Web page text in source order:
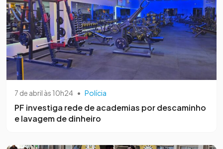
7 de abril às 10h24 • Polícia
PF investiga rede de academias por descaminho
e lavagem de dinheiro